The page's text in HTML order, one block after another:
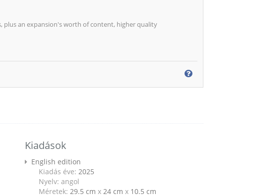
plus an expansion's worth of content, higher quality
Kiadások
English edition
Kiadás éve: 2025
Nyelv: angol
Méretek: 29.5 cm x 24 cm x 10.5 cm